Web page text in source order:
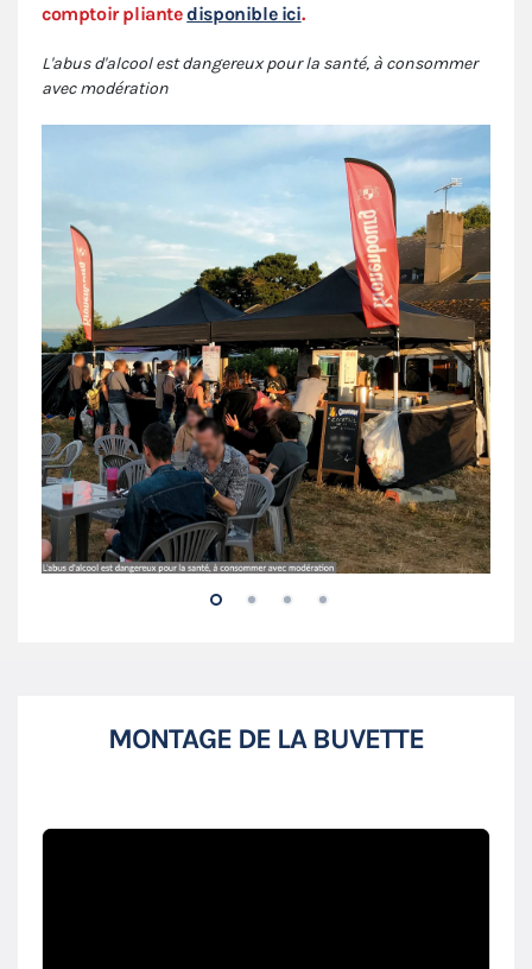
comptoir pliantedisponible ici.
L'abus d'alcool est dangereux pour la santé, à consommer
avec modération
MONTAGE DE LA BUVETTE